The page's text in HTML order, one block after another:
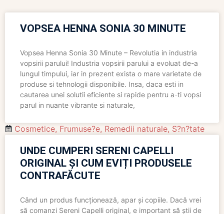
VOPSEA HENNA SONIA 30 MINUTE
Vopsea Henna Sonia 30 Minute – Revolutia in industria
vopsirii parului! Industria vopsirii parului a evoluat de-a
lungul timpului, iar in prezent exista o mare varietate de
produse si tehnologii disponibile. Insa, daca esti in
cautarea unei solutii eficiente si rapide pentru a-ti vopsi
parul in nuante vibrante si naturale,
Cosmetice, Frumuse?e, Remedii naturale, S?n?tate
UNDE CUMPERI SERENI CAPELLI
ORIGINAL ȘI CUM EVIȚI PRODUSELE
CONTRAFĂCUTE
Când un produs funcționează, apar și copiile. Dacă vrei
să comanzi Sereni Capelli original, e important să știi de